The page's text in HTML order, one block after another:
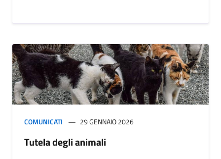
COMUNICATI 29 GENNAIO 2026
Tutela degli animali